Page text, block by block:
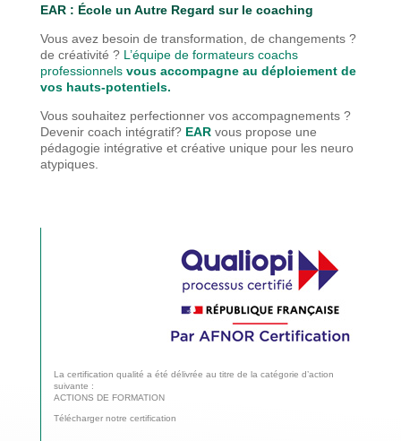
EAR : École un Autre Regard sur le coaching
Vous avez besoin de transformation, de changements ?
de créativité ? L’équipe de formateurs coachs
professionnels vous accompagne au déploiement de
vos hauts-potentiels.
Vous souhaitez perfectionner vos accompagnements ?
Devenir coach intégratif? EAR vous propose une
pédagogie intégrative et créative unique pour les neuro
atypiques.
La certification qualité a été délivrée au titre de la catégorie d’action
suivante :
ACTIONS DE FORMATION
Télécharger notre certification